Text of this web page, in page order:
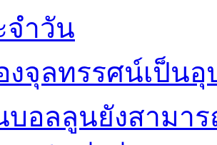
จำวัน
งจุลทรรศน์เป็น
บอลลูนยังสามาร